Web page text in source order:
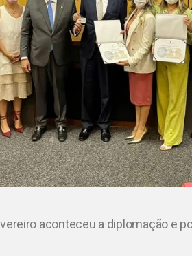
aconteceu a diplomação e